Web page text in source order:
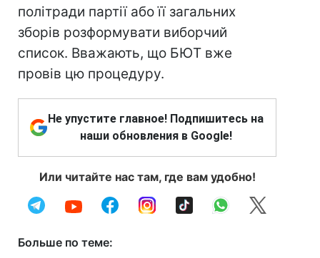
політради партії або її загальних
зборів розформувати виборчий
список. Вважають, що БЮТ вже
провів цю процедуру.
Не упустите главное! Подпишитесь на
наши обновления в Google!
Или читайте нас там, где вам удобно!
Больше по теме: